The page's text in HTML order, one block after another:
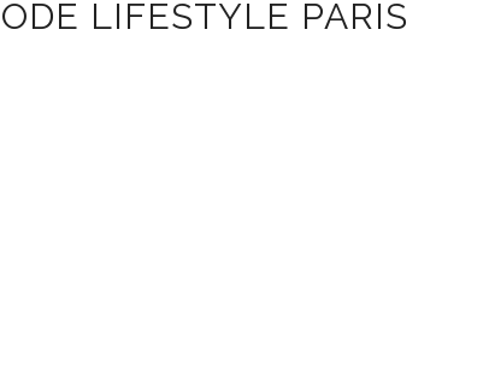
LIFESTYLE PARIS